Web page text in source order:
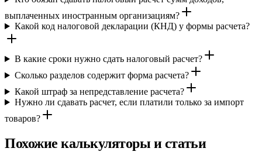
выплаченных иностранным организациям?
Какой код налоговой декларации (КНД) у формы расчета?
В какие сроки нужно сдать налоговый расчет?
Сколько разделов содержит форма расчета?
Какой штраф за непредставление расчета?
Нужно ли сдавать расчет, если платили только за импорт
товаров?
Похожие калькуляторы и статьи